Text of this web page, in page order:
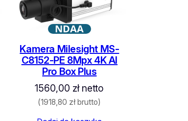
NDAA
Kamera Milesight MS-
C8152-PE 8Mpx 4K AI
Pro Box Plus
1560,00 złnetto
(1918,80 złbrutto)